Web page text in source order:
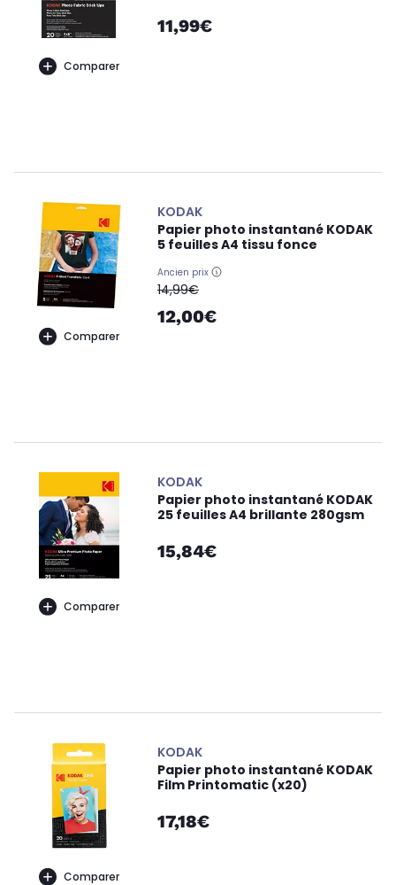
Comparer
11,99€
Comparer
KODAK
Papier photo instantané KODAK
5 feuilles A4 tissu fonce
Ancien prix
oldPrice
14,99€
12,00€
Comparer
KODAK
Papier photo instantané KODAK
25 feuilles A4 brillante 280gsm
15,84€
Comparer
KODAK
Papier photo instantané KODAK
Film Printomatic (x20)
17,18€